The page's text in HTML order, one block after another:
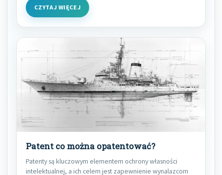
CZYTAJ WIĘCEJ
Patent co można opatentować?
Patenty są kluczowym elementem ochrony własności
intelektualnej, a ich celem jest zapewnienie wynalazcom